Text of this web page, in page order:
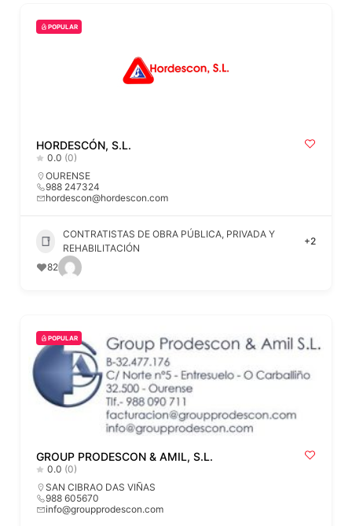
POPULAR
HORDESCÓN, S.L.
0.0 (0)
OURENSE
988 247324
hordescon@hordescon.com
CONTRATISTAS DE OBRA PÚBLICA, PRIVADA Y
REHABILITACIÓN
+2
82
POPULAR
GROUP PRODESCON & AMIL, S.L.
0.0 (0)
SAN CIBRAO DAS VIÑAS
988 605670
info@groupprodescon.com